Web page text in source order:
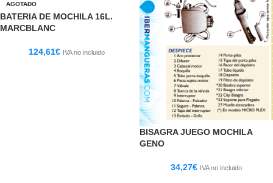
AGOTADO
BATERIA DE MOCHILA 16L.
MARCBLANC
124,61€ IVA no incluido
BISAGRA JUEGO MOCHILA
GENO
34,27€ IVA no incluido